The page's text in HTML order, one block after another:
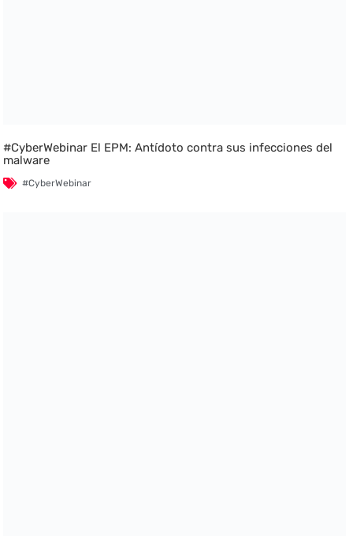
#CyberWebinar El EPM: Antídoto contra sus infecciones del
malware
#CyberWebinar